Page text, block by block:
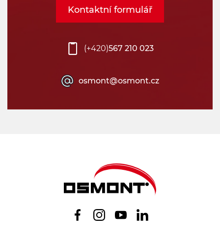
(+420)567 210 023
osmont@osmont.cz
Kontaktní formulář